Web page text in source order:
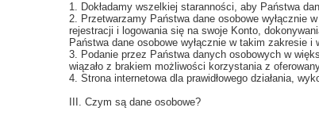
1. Dokładamy wszelkiej staranności, aby Państwa
2. Przetwarzamy Państwa dane osobowe wyłącznie
rejestracji i logowania się na swoje Konto,
Państwa dane osobowe wyłącznie w takim zakresie
3. Podanie przez Państwa danych osobowych w
wiązało z brakiem możliwości korzystania z
4. Strona internetowa dla prawidłowego działania,
III. Czym są dane osobowe?